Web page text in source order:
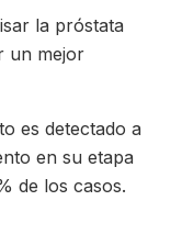
la próstata
un mejor
es detectado a
en su etapa
de los casos.